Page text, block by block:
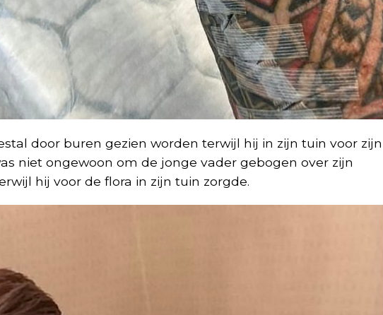
door buren gezien worden terwijl hij in zijn tuin voor zijn
niet ongewoon om de jonge vader gebogen over zijn
hij voor de flora in zijn tuin zorgde.